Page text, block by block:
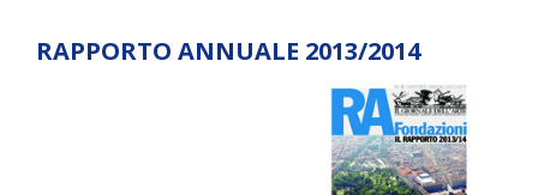
RAPPORTO ANNUALE 2013/2014